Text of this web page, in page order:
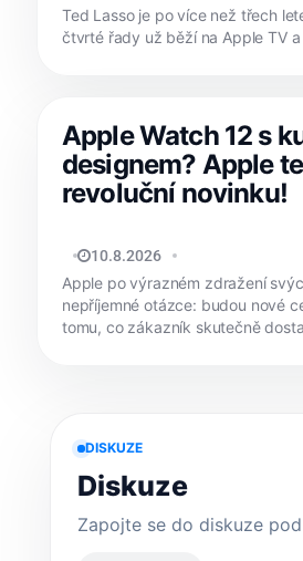
Ted Lasso je po více než třech
čtvrté řady už běží na Apple TV a
Apple Watch 12 s
designem? Apple
revoluční novinku!
MATYÁŠ KOZÁK
10.8.2026
Apple po výrazném zdražení
nepříjemné otázce: budou nové
tomu, co zákazník skutečně
DISKUZE
Diskuze
Zapojte se do diskuze